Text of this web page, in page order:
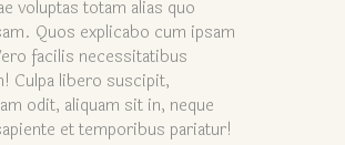
voluptas totam alias quo
Quos explicabo cum ipsam
facilis necessitatibus
Culpa libero suscipit,
odit, aliquam sit in, neque
et temporibus pariatur!